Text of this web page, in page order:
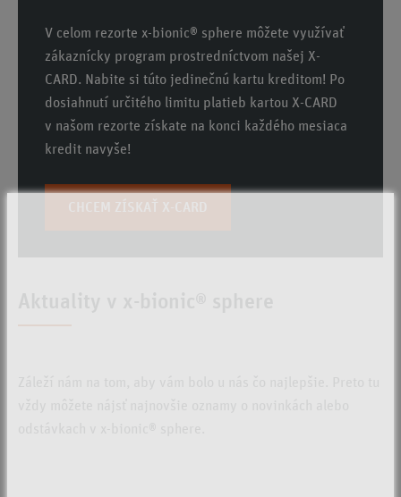
V celom rezorte x-bionic® sphere môžete využívať
zákaznícky program prostredníctvom našej X-
CARD. Nabite si túto jedinečnú kartu kreditom! Po
dosiahnutí určitého limitu platieb kartou X-CARD
v našom rezorte získate na konci každého mesiaca
kredit navyše!
CHCEM ZÍSKAŤ X-CARD